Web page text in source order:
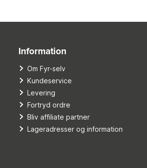
Information
Om Fyr-selv
Kundeservice
Levering
Fortryd ordre
Bliv affiliate partner
Lageradresser og information